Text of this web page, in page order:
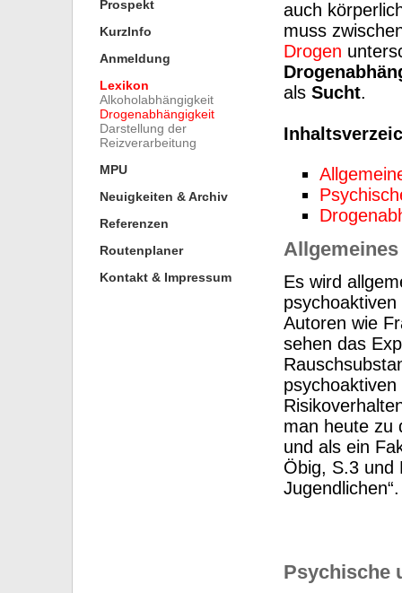
auch
muss
Drogen
als Sucht.
Allgemeines
Es wird
Autoren wie
sehen das
man heute zu
und als ein
Öbig, S.3 und
Psychische
Prospekt
KurzInfo
Anmeldung
Lexikon
Alkoholabhängigkeit
Drogenabhängigkeit
Darstellung der
Reizverarbeitung
MPU
Neuigkeiten & Archiv
Referenzen
Routenplaner
Kontakt & Impressum